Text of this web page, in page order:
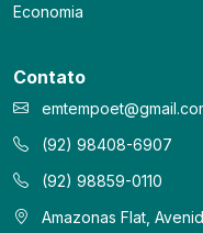
Economia
Contato
(92) 98408-6907
(92) 98859-0110
Amazonas Flat,